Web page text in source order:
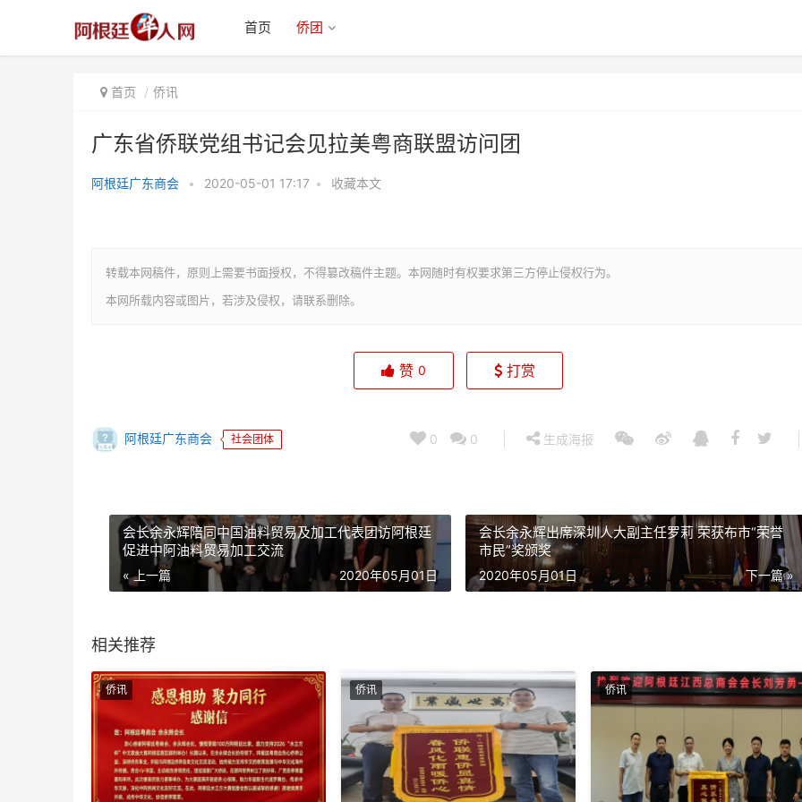
首页 侨团
首页 侨讯
广东省侨联党组书记会见拉美粤商联盟访问团
阿根廷广东商会 • 2020-05-01 17:17 • 收藏本文
转载本网稿件，原则上需要书面授权，不得篡改稿件主题。本网随时有权要求第三方停止侵权行为。
本网所载内容或图片，若涉及侵权，请联系删除。
赞 0 打赏
阿根廷广东商会 社会团体 0 0 生成海报
会长余永辉陪同中国油料贸易及加工代表团访阿根廷
促进中阿油料贸易加工交流
« 上一篇 2020年05月01日
会长余永辉出席深圳人大副主任罗莉 荣获布市“荣誉
市民”奖颁奖
下一篇 »
2020年05月01日
相关推荐
侨讯 侨讯 侨讯